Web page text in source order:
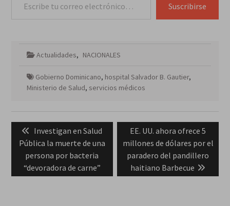
Suscribirse
Actualidades, NACIONALES
Gobierno Dominicano, hospital Salvador B. Gautier,
Ministerio de Salud, servicios médicos
entradas
Previous
post:
Investigan en Salud
Pública la muerte de una
persona por bacteria
“devoradora de carne”
Next
post:
EE. UU. ahora ofrece 5
millones de dólares por el
paradero del pandillero
haitiano Barbecue